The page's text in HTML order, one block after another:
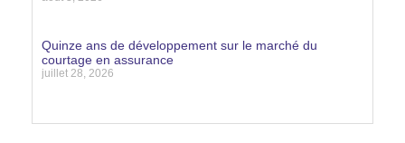
Quinze ans de développement sur le marché du
courtage en assurance
juillet 28, 2026